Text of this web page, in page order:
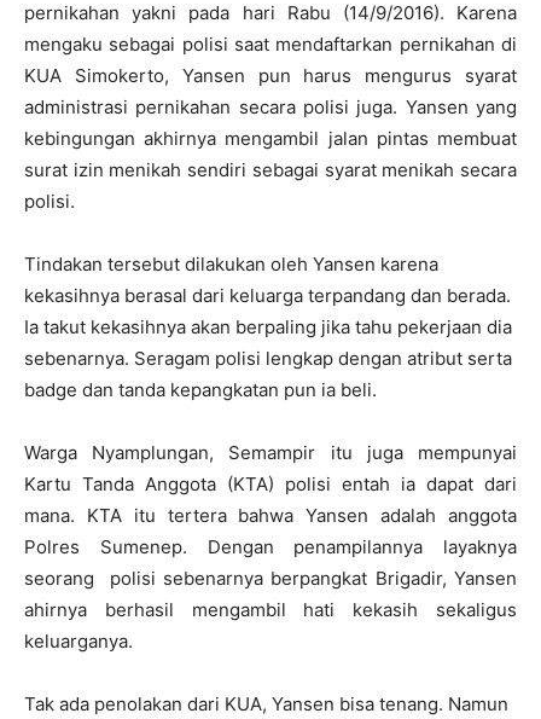
pernikahan yakni pada hari Rabu (14/9/2016). Karena
mengaku sebagai polisi saat mendaftarkan pernikahan di
KUA Simokerto, Yansen pun harus mengurus syarat
administrasi pernikahan secara polisi juga. Yansen yang
kebingungan akhirnya mengambil jalan pintas membuat
surat izin menikah sendiri sebagai syarat menikah secara
polisi.
Tindakan tersebut dilakukan oleh Yansen karena
kekasihnya berasal dari keluarga terpandang dan berada.
Ia takut kekasihnya akan berpaling jika tahu pekerjaan dia
sebenarnya. Seragam polisi lengkap dengan atribut serta
badge dan tanda kepangkatan pun ia beli.
Warga Nyamplungan, Semampir itu juga mempunyai
Kartu Tanda Anggota (KTA) polisi entah ia dapat dari
mana. KTA itu tertera bahwa Yansen adalah anggota
Polres Sumenep. Dengan penampilannya layaknya
seorang polisi sebenarnya berpangkat Brigadir, Yansen
ahirnya berhasil mengambil hati kekasih sekaligus
keluarganya.
Tak ada penolakan dari KUA, Yansen bisa tenang. Namun